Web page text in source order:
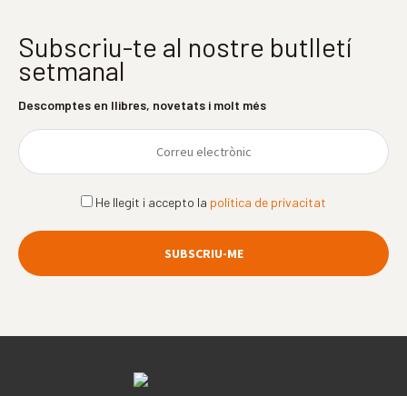
Subscriu-te al nostre butlletí
setmanal
Descomptes en llibres, novetats i molt més
He llegit i accepto la política de privacitat